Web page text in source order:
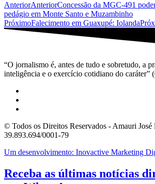
AnteriorAnteriorConcessão da MGC-491
pedágio em Monte Santo e Muzambinho
PróximoFalecimento em Guaxupé: Iolanda
“O jornalismo é, antes de tudo e sobretudo, a
inteligência e o exercício cotidiano do caráter”
© Todos os Direitos Reservados - Amauri José
39.893.694/0001-79
Um desenvolvimento: Inovactive Marketing
Receba as últimas notícias